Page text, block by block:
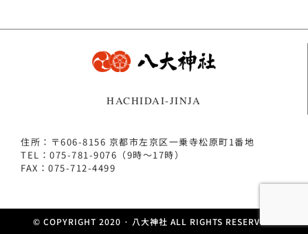
HACHIDAI-JINJA
住所：〒606-8156 京都市左京区一乗寺松原町1番地
TEL：075-781-9076（9時～17時）
FAX：075-712-4499
© COPYRIGHT 2020 · 八大神社 ALL RIGHTS RESERVED.